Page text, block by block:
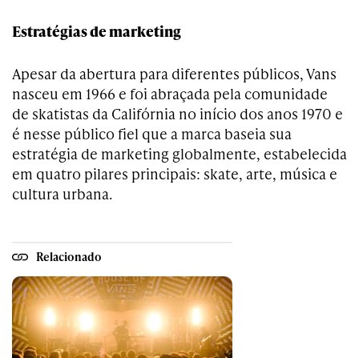
Estratégias de marketing
Apesar da abertura para diferentes públicos, Vans
nasceu em 1966 e foi abraçada pela comunidade
de skatistas da Califórnia no início dos anos 1970 e
é nesse público fiel que a marca baseia sua
estratégia de marketing globalmente, estabelecida
em quatro pilares principais: skate, arte, música e
cultura urbana.
Relacionado